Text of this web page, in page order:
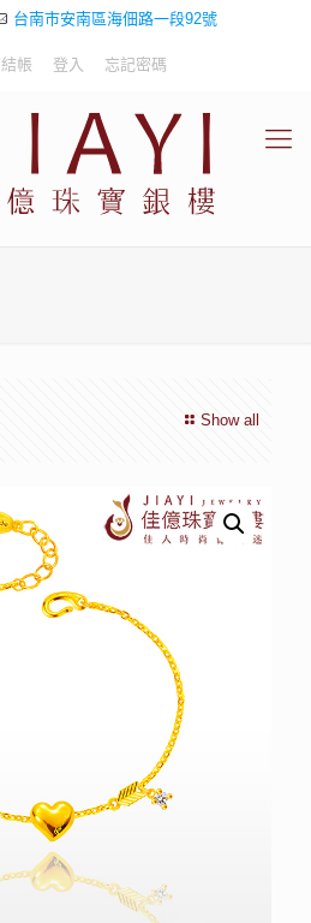
台南市安南區海佃路一段92號
結帳 登入 忘記密碼
Show all